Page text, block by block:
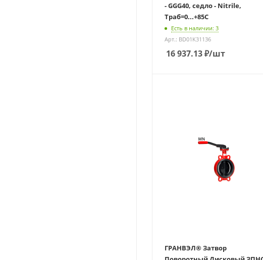
- GGG40, седло - Nitrile,
Траб=0...+85С
Есть в наличии: 3
Арт.: BD01K31136
16 937.13₽/шт
ГРАНВЭЛ® Затвор